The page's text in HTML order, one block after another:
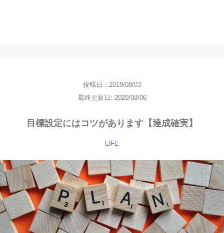
投稿日：2019/08/03
最終更新日: 2020/08/06
目標設定にはコツがあります【達成確実】
LIFE